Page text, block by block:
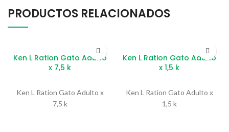
PRODUCTOS RELACIONADOS
Ken L Ration Gato Adulto
x 7,5 k
Ken L Ration Gato Adulto x
7,5 k
Ken L Ration Gato Adulto
x 1,5 k
Ken L Ration Gato Adulto x
1,5 k